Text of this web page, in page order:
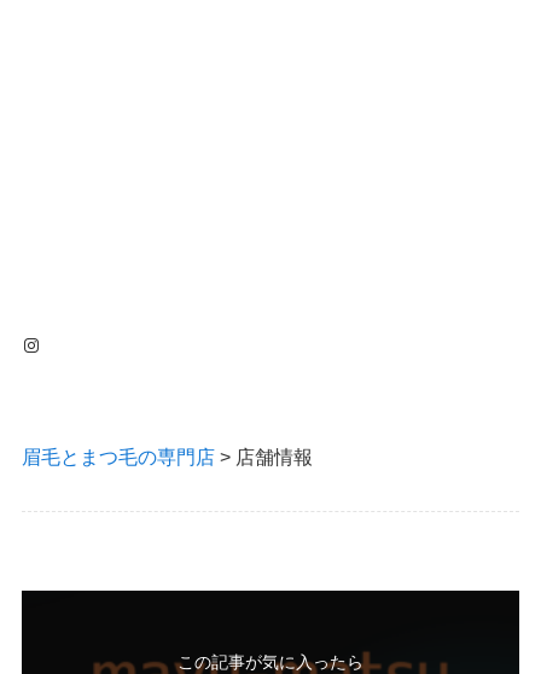
Instagram
眉毛とまつ毛の専門店> 店舗情報
この記事が気に入ったら